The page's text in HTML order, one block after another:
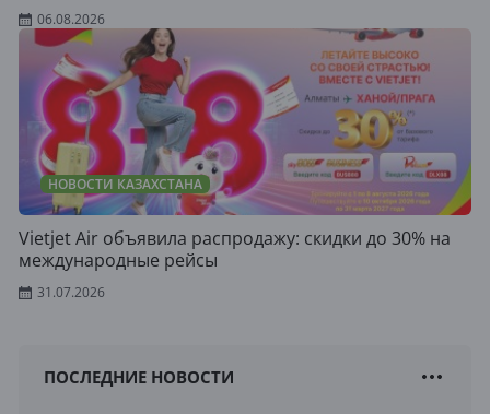
06.08.2026
НОВОСТИ КАЗАХСТАНА
Vietjet Air объявила распродажу: скидки до 30% на
международные рейсы
31.07.2026
ПОСЛЕДНИЕ НОВОСТИ